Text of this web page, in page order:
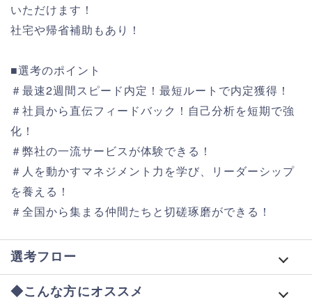
いただけます！
社宅や帰省補助もあり！
■選考のポイント
＃最速2週間スピード内定！最短ルートで内定獲得！
＃社員から直伝フィードバック！自己分析を短期で強
化！
＃弊社の一流サービスが体験できる！
＃人を動かすマネジメント力を学び、リーダーシップ
を養える！
＃全国から集まる仲間たちと切磋琢磨ができる！
選考フロー
◆こんな方にオススメ